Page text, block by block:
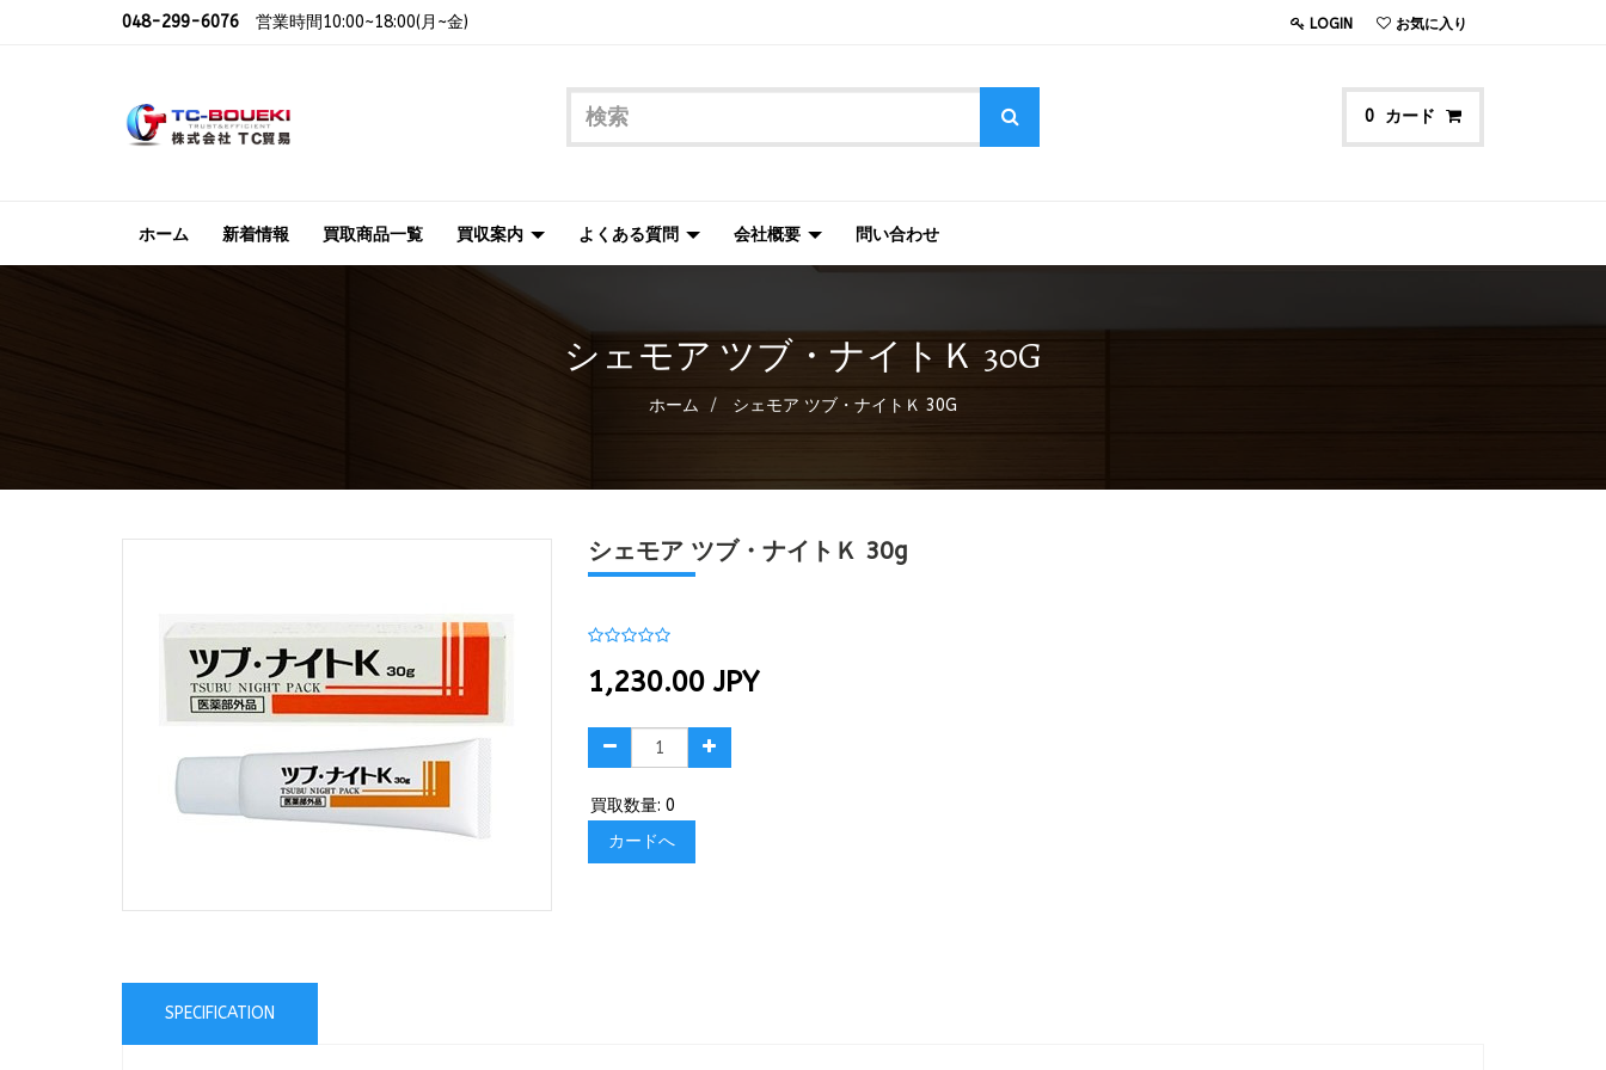
048-299-6076 営業時間10:00~18:00(月~金) LOGIN お気に入り
0 カード
ホーム 新着情報 買取商品一覧 買収案内 よくある質問 会社概要 問い合わせ
シェモア ツブ・ナイトＫ 30G
ホーム シェモア ツブ・ナイトＫ 30G
シェモア ツブ・ナイトＫ 30g
1,230.00 JPY
買取数量: 0
カードへ
SPECIFICATION